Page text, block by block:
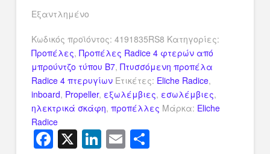
Εξαντλημένο
Κωδικός προϊόντος: 4191835RS8 Κατηγορίες:
Προπέλες, Προπέλες Radice 4 φτερών από
μπρούντζο τύπου B7, Πτυσσόμενη προπέλα
Radice 4 πτερυγίων Ετικέτες: Eliche Radice,
inboard, Propeller, εξωλέμβιες, εσωλέμβιες,
ηλεκτρικά σκάφη, προπέλλες Μάρκα: Eliche
Radice
Facebook
X LinkedIn
Email